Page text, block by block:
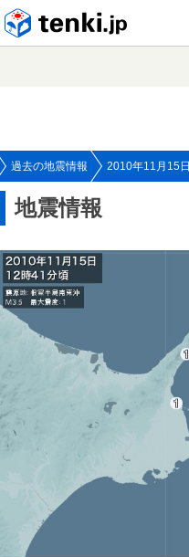
過去の地震情報 2010年11月15日
地震情報